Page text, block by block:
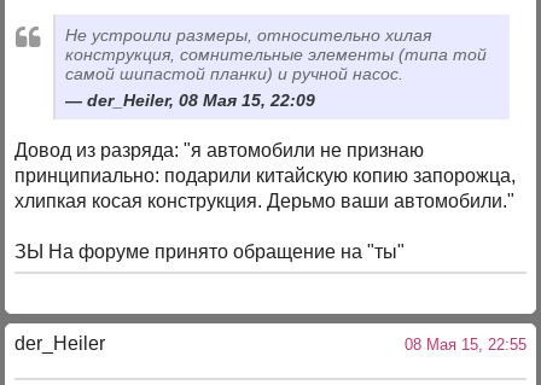
Не устроили размеры, относительно хилая
конструкция, сомнительные элементы (типа той
самой шипастой планки) и ручной насос.
der_Heiler, 08 Мая 15, 22:09
Довод из разряда: "я автомобили не признаю
принципиально: подарили китайскую копию запорожца,
хлипкая косая конструкция. Дерьмо ваши автомобили."
ЗЫ На форуме принято обращение на "ты"
der_Heiler 08 Мая 15, 22:55